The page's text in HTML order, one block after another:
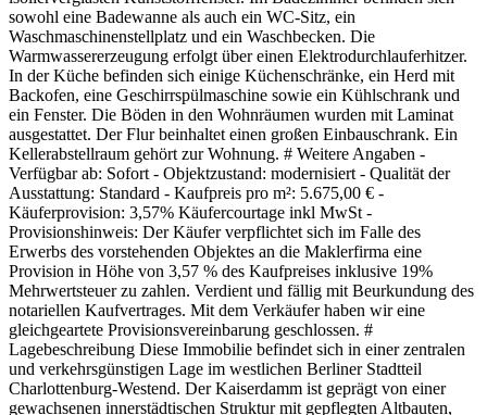
sowohl eine Badewanne als auch ein WC-Sitz, ein
Waschmaschinenstellplatz und ein Waschbecken. Die
Warmwassererzeugung erfolgt über einen Elektrodurchlauferhitzer.
In der Küche befinden sich einige Küchenschränke, ein Herd mit
Backofen, eine Geschirrspülmaschine sowie ein Kühlschrank und
ein Fenster. Die Böden in den Wohnräumen wurden mit Laminat
ausgestattet. Der Flur beinhaltet einen großen Einbauschrank. Ein
Kellerabstellraum gehört zur Wohnung. # Weitere Angaben -
Verfügbar ab: Sofort - Objektzustand: modernisiert - Qualität der
Ausstattung: Standard - Kaufpreis pro m²: 5.675,00 € -
Käuferprovision: 3,57% Käufercourtage inkl MwSt -
Provisionshinweis: Der Käufer verpflichtet sich im Falle des
Erwerbs des vorstehenden Objektes an die Maklerfirma eine
Provision in Höhe von 3,57 % des Kaufpreises inklusive 19%
Mehrwertsteuer zu zahlen. Verdient und fällig mit Beurkundung des
notariellen Kaufvertrages. Mit dem Verkäufer haben wir eine
gleichgeartete Provisionsvereinbarung geschlossen. #
Lagebeschreibung Diese Immobilie befindet sich in einer zentralen
und verkehrsgünstigen Lage im westlichen Berliner Stadtteil
Charlottenburg-Westend. Der Kaiserdamm ist geprägt von einer
gewachsenen innerstädtischen Struktur mit gepflegten Altbauten,